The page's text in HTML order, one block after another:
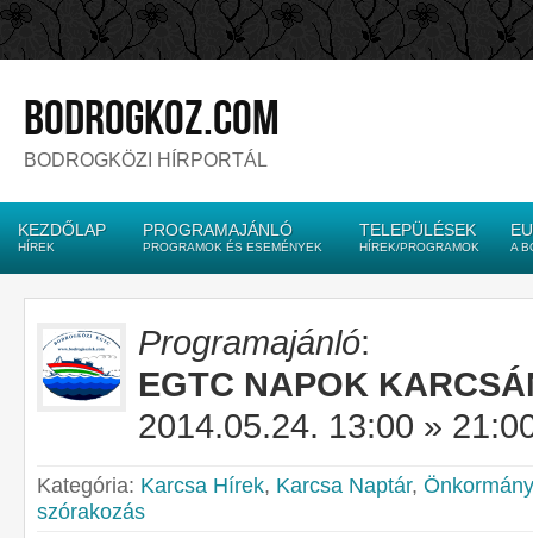
bodrogkoz.com
BODROGKÖZI HÍRPORTÁL
KEZDŐLAP
HÍREK
PROGRAMAJÁNLÓ
PROGRAMOK ÉS ESEMÉNYEK
TELEPÜLÉSEK
HÍREK/PROGRAMOK A
Programajánló:
EGTC NAPOK
2014.05.24. 13:00 »
Kategória: Karcsa Hírek, Karcsa Naptár,
szórakozás